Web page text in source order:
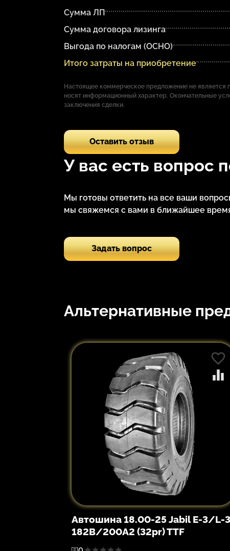
Сумма ЛП
Сумма договора лизинга
Выгода по налогам (ОСНО)
Итого затраты на приобретение
Настоящее коммерческое предложение не является
носят информационный характер. Окончательные
заключения сделки.
Оставить отзыв
У вас есть вопрос
Мы готовы ответить на все ваши
мы свяжемся с вами в ближайшее
Задать вопрос
Альтернативные
Автошина 18.00-25 Jabil E-3/L-3
182B/200A2 (32pr) TTF